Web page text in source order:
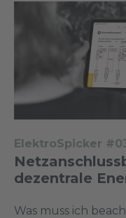
ElektroSpicker
dezentrale
Was muss ich